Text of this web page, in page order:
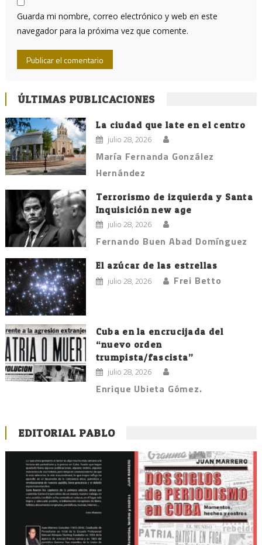
Guarda mi nombre, correo electrónico y web en este
navegador para la próxima vez que comente.
ÚLTIMAS PUBLICACIONES
La ciudad que late en el centro
julio 28, 2026
María Fernanda González
Hernández
Terrorismo de izquierda y Santa
Inquisición new age
julio 28, 2026
Fernando Buen Abad Domínguez
El azúcar de las estrellas
julio 28, 2026 Frei Betto
Cuba en la encrucijada del
“nuevo orden
trumpista/fascista”
julio 28, 2026
Enrique Ubieta Gómez.
EDITORIAL PABLO